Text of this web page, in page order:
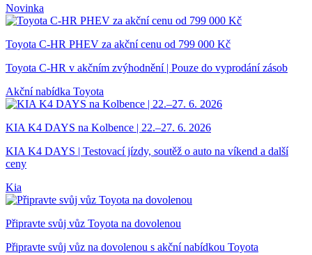
Novinka
Toyota C-HR PHEV za akční cenu od 799 000 Kč
Toyota C-HR v akčním zvýhodnění | Pouze do vyprodání zásob
Akční nabídka Toyota
KIA K4 DAYS na Kolbence | 22.–27. 6. 2026
KIA K4 DAYS | Testovací jízdy, soutěž o auto na víkend a další
ceny
Kia
Připravte svůj vůz Toyota na dovolenou
Připravte svůj vůz na dovolenou s akční nabídkou Toyota